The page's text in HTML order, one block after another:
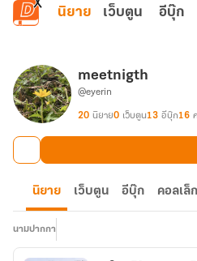
ข้ามไปยังเนื้อหาหลัก
นิยาย เว็บตูน อีบุ๊ก
meetnigth
@eyerin
20 นิยาย0 เว็บตูน13 อีบุ๊ก16
นิยาย เว็บตูน อีบุ๊ก คอลเล็
นามปากกา